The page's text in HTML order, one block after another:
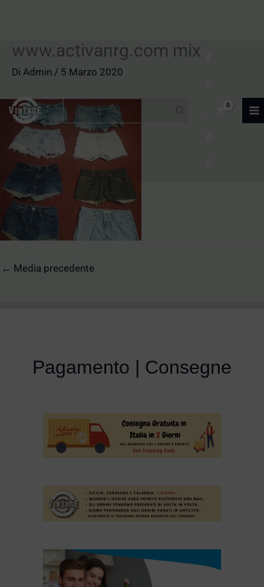
Vai
Ricerca
per:
www.activanrg.com mix
Di Admin / 5 Marzo 2020
← Media precedente
Pagamento | Consegne